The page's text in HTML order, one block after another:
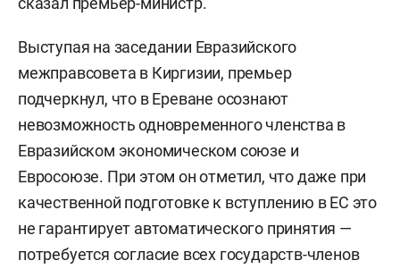
Выступая на заседании Евразийского
межправсовета в Киргизии, премьер
подчеркнул, что в Ереване осознают
невозможность одновременного членства в
Евразийском экономическом союзе и
Евросоюзе. При этом он отметил, что даже при
качественной подготовке к вступлению в ЕС это
не гарантирует автоматического принятия —
потребуется согласие всех государств-членов